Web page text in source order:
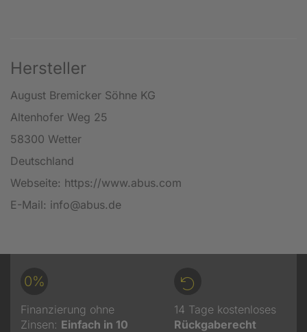
Hersteller
August Bremicker Söhne KG
Altenhofer Weg 25
58300 Wetter
Deutschland
Webseite: https://www.abus.com
E-Mail: info@abus.de
0%
Finanzierung ohne
Zinsen: Einfach in 10
14 Tage kostenloses
Rückgaberecht